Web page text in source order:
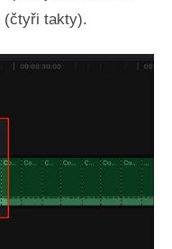
(čtyři takty).